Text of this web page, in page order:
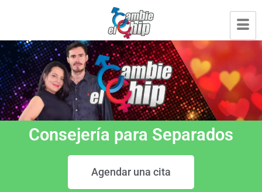
Consejería para Separados
Agendar una cita